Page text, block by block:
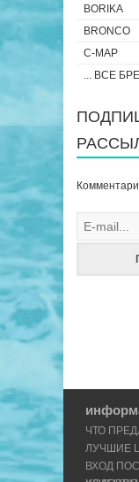
BORIKA
BRONCO
C-MAP
... ВСЕ
ЧТО
ЛУЧШИЕ
ВХОД